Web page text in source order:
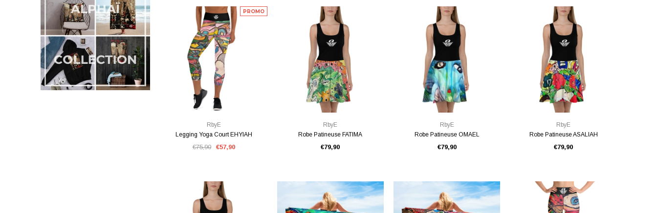
PROMO
VUE RAPIDE
RbyE
Legging Yoga Court EHYIAH
€75,90 €57,90
VUE RAPIDE
RbyE
Robe Patineuse FATIMA
€79,90
VUE RAPIDE
RbyE
Robe Patineuse OMAEL
€79,90
VUE RAPIDE
RbyE
Robe Patineuse ASALIAH
€79,90